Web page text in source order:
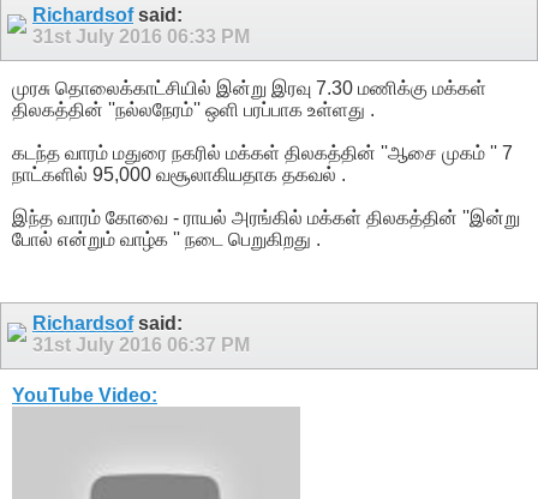
Richardsofsaid:
31st July 2016 06:33 PM
முரசு தொலைக்காட்சியில் இன்று இரவு 7.30 மணிக்கு மக்கள்
திலகத்தின் ''நல்லநேரம்'' ஒளி பரப்பாக உள்ளது .
கடந்த வாரம் மதுரை நகரில் மக்கள் திலகத்தின் ''ஆசை முகம் '' 7
நாட்களில் 95,000 வசூலாகியதாக தகவல் .
இந்த வாரம் கோவை - ராயல் அரங்கில் மக்கள் திலகத்தின் ''இன்று
போல் என்றும் வாழ்க '' நடை பெறுகிறது .
Richardsofsaid:
31st July 2016 06:37 PM
YouTube Video: